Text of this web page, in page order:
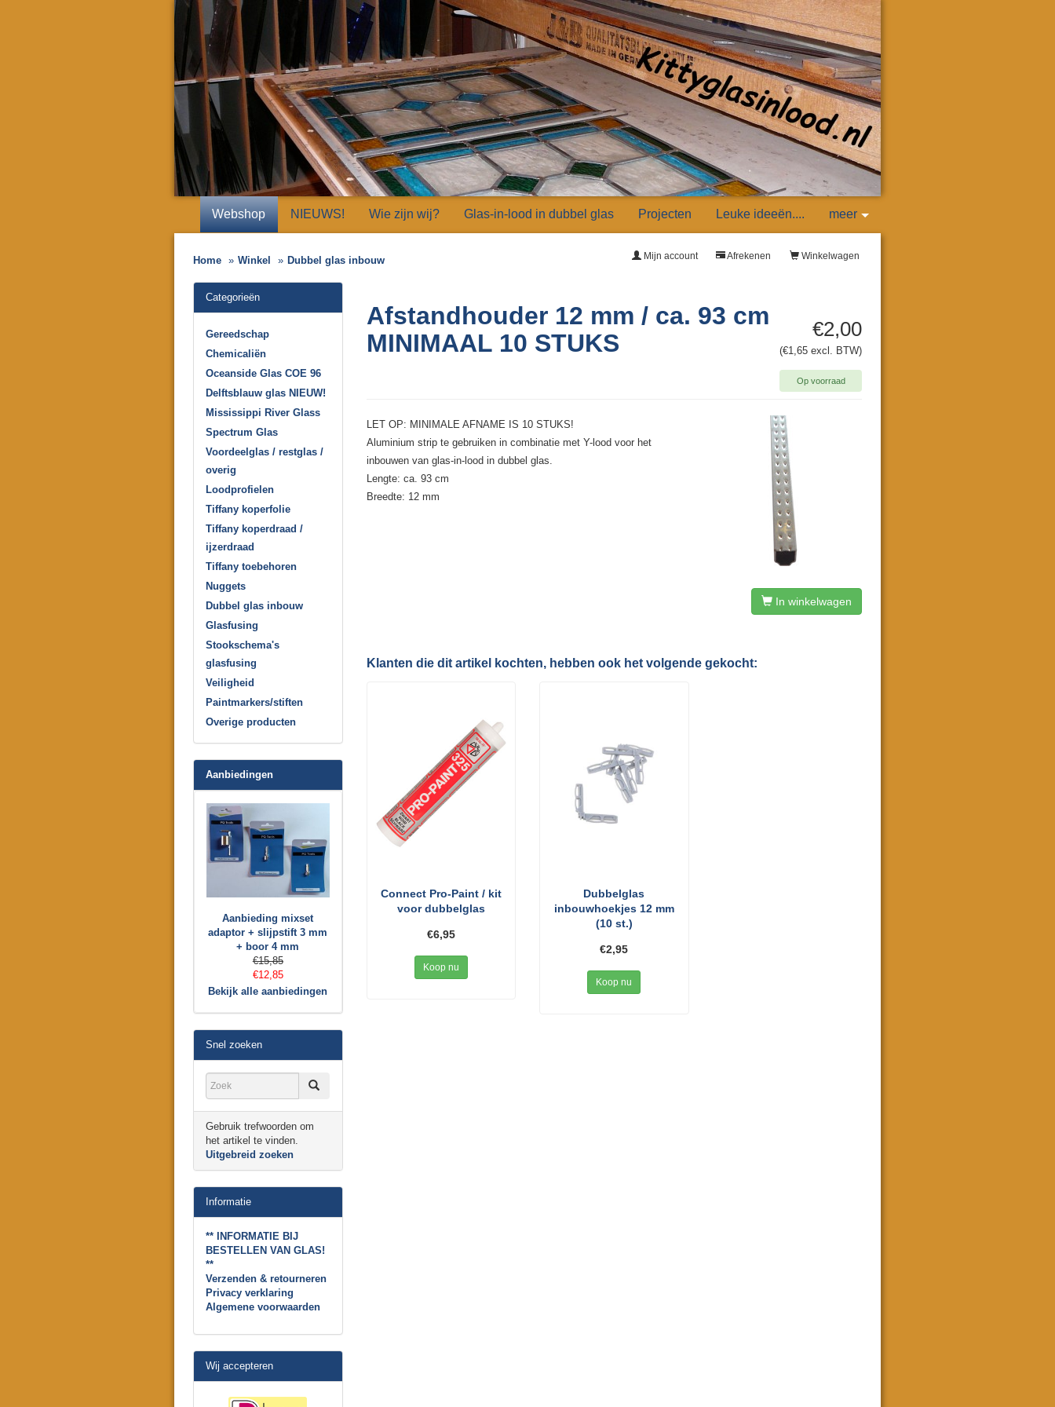
Webshop NIEUWS! Wie zijn wij? Glas-in-lood in dubbel glas Projecten Leuke ideeën.... meer
Home Winkel Dubbel glas inbouw Winkelwagen
Afrekenen
Mijn account
€2,00
(€1,65 excl. BTW)
Op voorraad
Afstandhouder 12 mm / ca. 93 cm
MINIMAAL 10 STUKS
LET OP: MINIMALE AFNAME IS 10 STUKS!
Aluminium strip te gebruiken in combinatie met Y-lood voor het
inbouwen van glas-in-lood in dubbel glas.
Lengte: ca. 93 cm
Breedte: 12 mm
In winkelwagen
Klanten die dit artikel kochten, hebben ook het volgende gekocht:
Connect Pro-Paint / kit
voor dubbelglas
€6,95
Koop nu
Dubbelglas
inbouwhoekjes 12 mm
(10 st.)
€2,95
Koop nu
Categorieën
Gereedschap
Chemicaliën
Oceanside Glas COE 96
Delftsblauw glas NIEUW!
Mississippi River Glass
Spectrum Glas
Voordeelglas / restglas /
overig
Loodprofielen
Tiffany koperfolie
Tiffany koperdraad /
ijzerdraad
Tiffany toebehoren
Nuggets
Dubbel glas inbouw
Glasfusing
Stookschema's
glasfusing
Veiligheid
Paintmarkers/stiften
Overige producten
Aanbiedingen
Aanbieding mixset
adaptor + slijpstift 3 mm
+ boor 4 mm
€15,85
€12,85
Bekijk alle aanbiedingen
Snel zoeken
Gebruik trefwoorden om
het artikel te vinden.
Uitgebreid zoeken
Informatie
** INFORMATIE BIJ
BESTELLEN VAN GLAS!
**
Verzenden & retourneren
Privacy verklaring
Algemene voorwaarden
Wij accepteren